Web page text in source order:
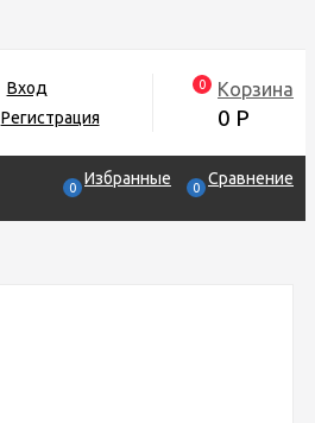
Вход
Регистрация
0 Корзина
0 Р
0 Избранные 0 Сравнение